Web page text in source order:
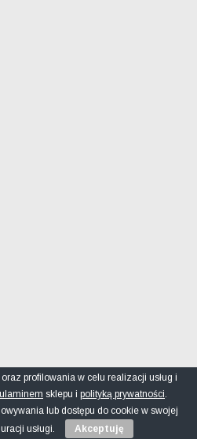
Polityka prywatności FAQ
profilowania w celu realizacji usług i
sklepu i polityką prywatności.
lub dostępu do cookie w swojej
usługi.
Akceptuję